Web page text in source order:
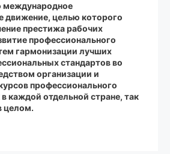
международное
движение, целью которого
престижа рабочих
профессионального
гармонизации лучших
стандартов во
организации и
профессионального
каждой отдельной стране, так
целом.